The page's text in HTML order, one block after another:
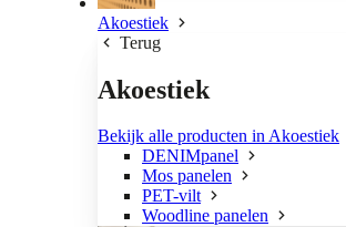
Akoestiek
Terug
Akoestiek
Bekijk alle producten in Akoestiek
DENIMpanel
Mos panelen
PET-vilt
Woodline panelen